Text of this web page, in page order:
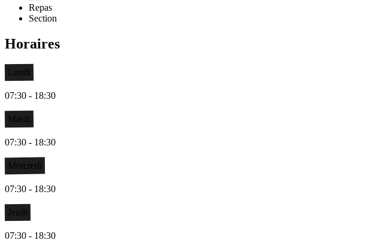
Repas
Section
Horaires
Lundi
07:30 - 18:30
Mardi
07:30 - 18:30
Mercredi
07:30 - 18:30
Jeudi
07:30 - 18:30